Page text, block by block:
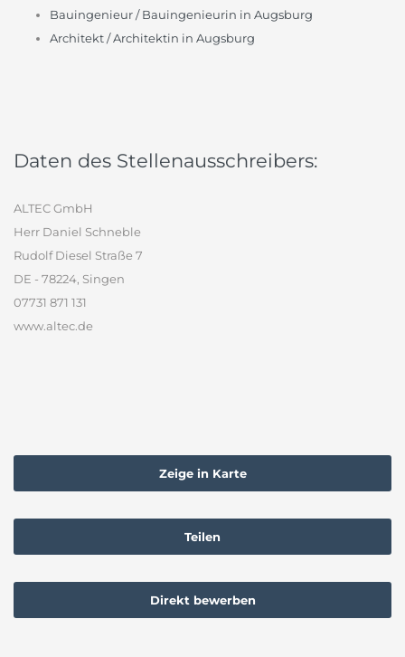
Bauingenieur / Bauingenieurin in Augsburg
Architekt / Architektin in Augsburg
Daten des Stellenausschreibers:
ALTEC GmbH
Herr Daniel Schneble
Rudolf Diesel Straße 7
DE - 78224, Singen
07731 871 131
www.altec.de
Zeige in Karte
Teilen
Direkt bewerben